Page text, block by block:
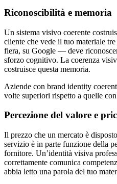
Riconoscibilità e memoria
Un sistema visivo coerente
cliente che vede il tuo materiale
fiera, su Google — deve
sforzo cognitivo. La coerenza
costruisce questa memoria.
Aziende con brand identity
volte superiori rispetto a quelle
Percezione del valore e
Il prezzo che un mercato è
servizio è in parte funzione della
fornitore. Un’identità visiva
correttamente comunica
abbia letto una parola del tuo